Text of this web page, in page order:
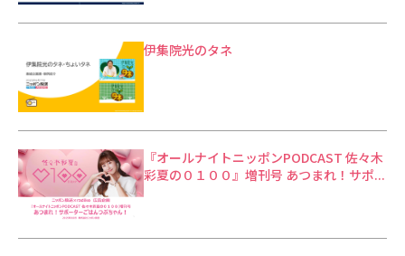
伊集院光のタネ
『オールナイトニッポンPODCAST 佐々木
彩夏の０１００』増刊号 あつまれ！サポ...